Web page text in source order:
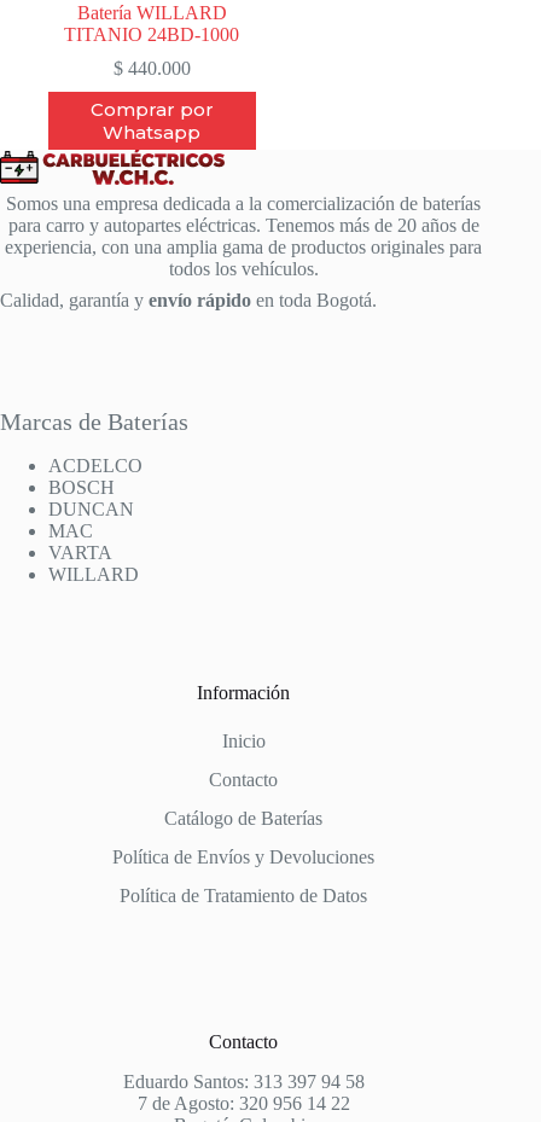
Batería WILLARD
TITANIO 24BD-1000
$440.000
Comprar por
Whatsapp
Somos una empresa dedicada a la comercialización de baterías
para carro y autopartes eléctricas. Tenemos más de 20 años de
experiencia, con una amplia gama de productos originales para
todos los vehículos.
Calidad, garantía y envío rápido en toda Bogotá.
Marcas de Baterías
ACDELCO
BOSCH
DUNCAN
MAC
VARTA
WILLARD
Información
Inicio
Contacto
Catálogo de Baterías
Política de Envíos y Devoluciones
Política de Tratamiento de Datos
Contacto
Eduardo Santos: 313 397 94 58
7 de Agosto: 320 956 14 22